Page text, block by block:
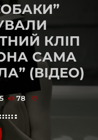
КЛІП
САМА
(ВІДЕО)
78